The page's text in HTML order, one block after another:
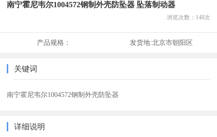
南宁霍尼韦尔1004572钢制外壳防坠器 坠落制动器
浏览次数： 148次
产品规格： 发货地:北京市朝阳区
关键词
南宁霍尼韦尔1004572钢制外壳防坠器
详细说明